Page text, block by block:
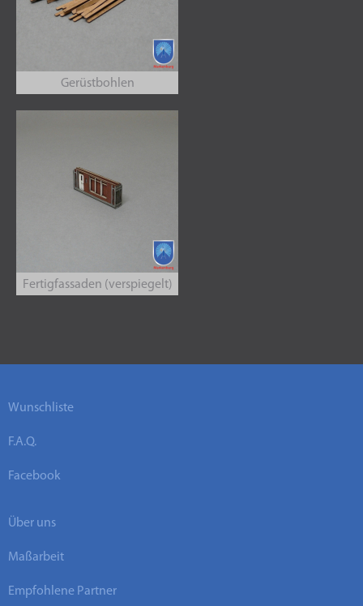
Gerüstbohlen
Fertigfassaden (verspiegelt)
Wunschliste
F.A.Q.
Facebook
Über uns
Maßarbeit
Empfohlene Partner